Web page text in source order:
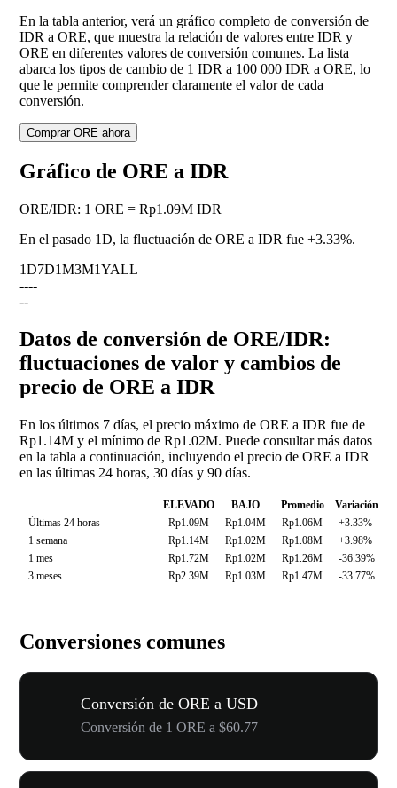
En la tabla anterior, verá un gráfico completo de conversión de
IDR a ORE, que muestra la relación de valores entre IDR y
ORE en diferentes valores de conversión comunes. La lista
abarca los tipos de cambio de 1 IDR a 100 000 IDR a ORE, lo
que le permite comprender claramente el valor de cada
conversión.
Comprar ORE ahora
Gráfico de ORE a IDR
ORE/IDR: 1 ORE = Rp1.09M IDR
En el pasado 1D, la fluctuación de ORE a IDR fue +3.33%.
1D7D1M3M1YALL
----
--
Datos de conversión de ORE/IDR:
fluctuaciones de valor y cambios de
precio de ORE a IDR
En los últimos 7 días, el precio máximo de ORE a IDR fue de
Rp1.14M y el mínimo de Rp1.02M. Puede consultar más datos
en la tabla a continuación, incluyendo el precio de ORE a IDR
en las últimas 24 horas, 30 días y 90 días.
ELEVADO BAJO Promedio
Variación
Últimas 24 horas
Rp1.09M Rp1.04M Rp1.06M
+3.33%
1 semana
Rp1.14M Rp1.02M Rp1.08M
+3.98%
1 mes
Rp1.72M Rp1.02M Rp1.26M
-36.39%
3 meses
Rp2.39M Rp1.03M Rp1.47M -33.77%
Conversiones comunes
Conversión de ORE a USD
Conversión de 1 ORE a $60.77